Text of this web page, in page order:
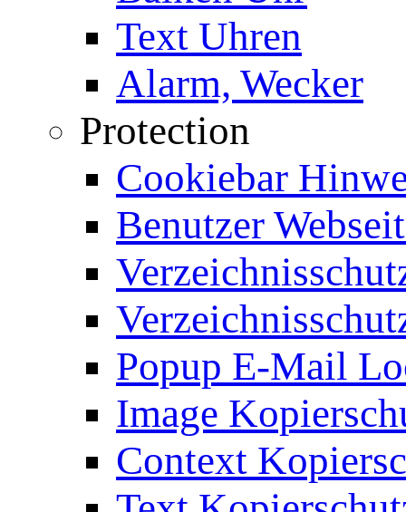
Text Uhren
Alarm, Wecker
Protection
Cookiebar
Benutzer
Popup E-Mail
Image
Context